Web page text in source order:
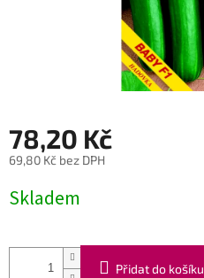
78,20 Kč
69,80 Kč bez DPH
cena:
Skladem
Přidat do košíku